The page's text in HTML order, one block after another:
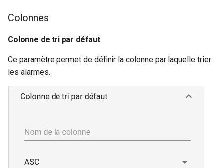
Colonnes
Colonne de tri par défaut
Ce paramètre permet de définir la colonne par laquelle trier
les alarmes.